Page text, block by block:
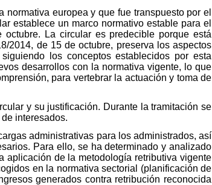
europea y que fue transpuesto por el
establece un marco normativo estable para el
La circular es predecible porque está
2014, de 15 de octubre, preserva los aspectos
los conceptos establecidos por esta
desarrollos con la normativa vigente, lo que
para vertebrar la actuación y toma de
y su justificación. Durante la tramitación se
interesados.
administrativas para los administrados, así
Para ello, se ha determinado y analizado
aplicación de la metodología retributiva vigente
en la normativa sectorial (planificación de
generados contra retribución reconocida